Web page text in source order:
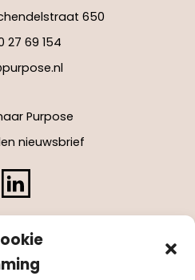
650
27 69 154
Purpose
nieuwsbrief